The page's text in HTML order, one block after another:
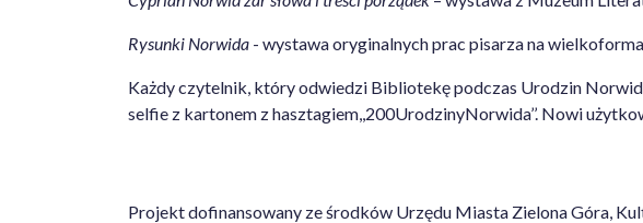
Rysunki Norwida - wystawa oryginalnych prac pisarza na
Każdy czytelnik, który odwiedzi Bibliotekę podczas Urodzin
selfie z kartonem z hasztagiem,,200UrodzinyNorwida’’. Nowi
Projekt dofinansowany ze środków Urzędu Miasta Zielona Góra,